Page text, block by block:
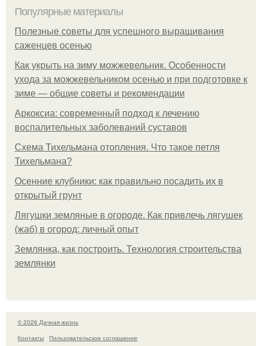
Популярные материалы
Полезные советы для успешного выращивания
саженцев осенью
Как укрыть на зиму можжевельник. Особенности
ухода за можжевельником осенью и при подготовке к
зиме — общие советы и рекомендации
Аркоксиа: современный подход к лечению
воспалительных заболеваний суставов
Схема Тихельмана отопления. Что такое петля
Тихельмана?
Осенние клубники: как правильно посадить их в
открытый грунт
Лягушки земляные в огороде. Как привлечь лягушек
(жаб) в огород: личный опыт
Землянка, как построить. Технология строительства
землянки
© 2026 Дачная жизнь
Контакты
Пользовательское соглашение